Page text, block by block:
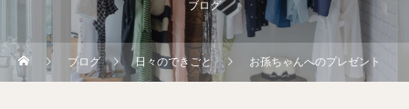
ブログ
ブログ 日々のできごと お孫ちゃんへのプレゼント